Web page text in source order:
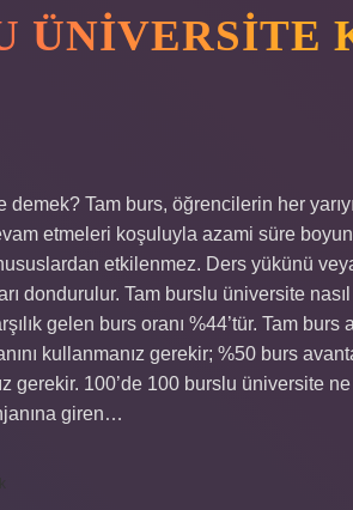
ÜNIVERSITE
Tam burs, öğrencilerin her
etmeleri koşuluyla azami süre
etkilenmez. Ders yükünü
dondurulur. Tam burslu üniversite nasıl
gelen burs oranı %44’tür. Tam
kullanmanız gerekir; %50 burs
gerekir. 100’de 100 burslu üniversite
giren…